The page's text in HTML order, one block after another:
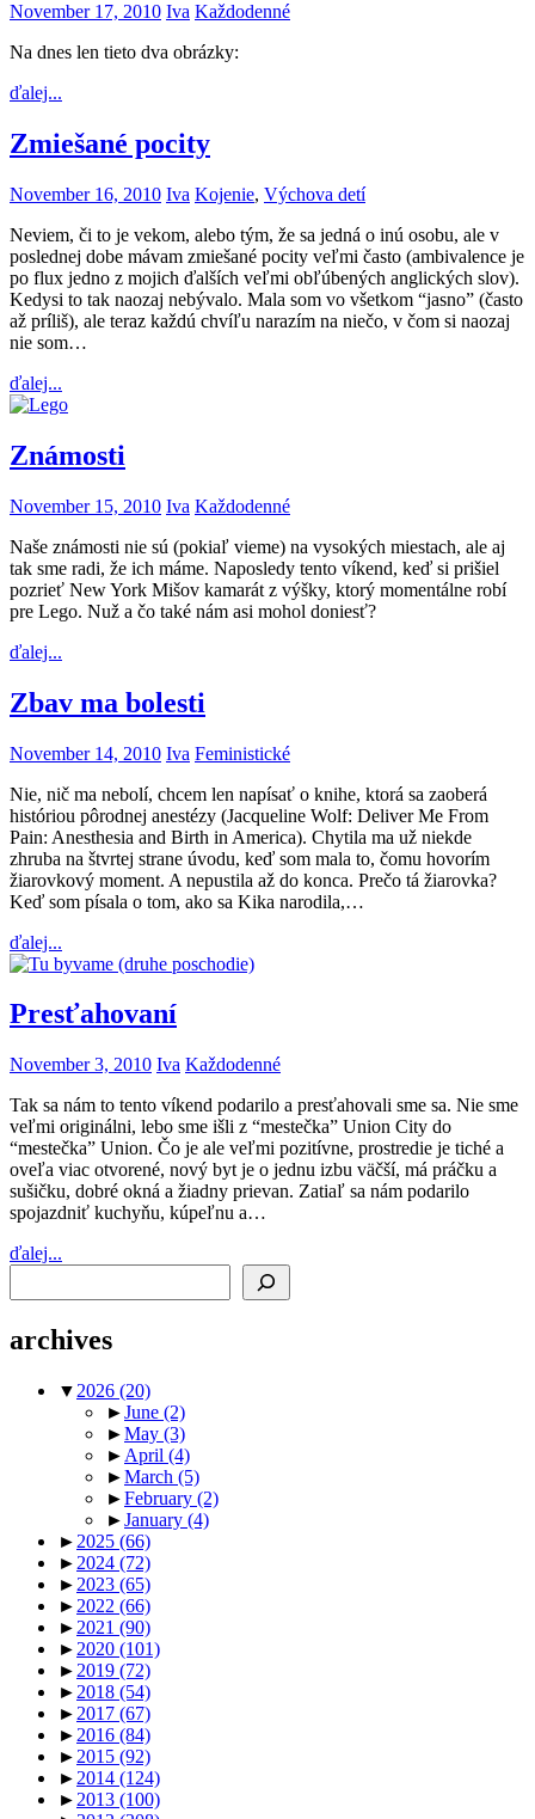
November 17, 2010 Iva Každodenné
Na dnes len tieto dva obrázky:
ďalej...
Zmiešané pocity
November 16, 2010 Iva Kojenie, Výchova detí
Neviem, či to je vekom, alebo tým, že sa jedná o inú osobu, ale v
poslednej dobe mávam zmiešané pocity veľmi často (ambivalence je
po flux jedno z mojich ďalších veľmi obľúbených anglických slov).
Kedysi to tak naozaj nebývalo. Mala som vo všetkom “jasno” (často
až príliš), ale teraz každú chvíľu narazím na niečo, v čom si naozaj
nie som…
ďalej...
Známosti
November 15, 2010 Iva Každodenné
Naše známosti nie sú (pokiaľ vieme) na vysokých miestach, ale aj
tak sme radi, že ich máme. Naposledy tento víkend, keď si prišiel
pozrieť New York Mišov kamarát z výšky, ktorý momentálne robí
pre Lego. Nuž a čo také nám asi mohol doniesť?
ďalej...
Zbav ma bolesti
November 14, 2010 Iva Feministické
Nie, nič ma nebolí, chcem len napísať o knihe, ktorá sa zaoberá
históriou pôrodnej anestézy (Jacqueline Wolf: Deliver Me From
Pain: Anesthesia and Birth in America). Chytila ma už niekde
zhruba na štvrtej strane úvodu, keď som mala to, čomu hovorím
žiarovkový moment. A nepustila až do konca. Prečo tá žiarovka?
Keď som písala o tom, ako sa Kika narodila,…
ďalej...
Presťahovaní
November 3, 2010 Iva Každodenné
Tak sa nám to tento víkend podarilo a presťahovali sme sa. Nie sme
veľmi originálni, lebo sme išli z “mestečka” Union City do
“mestečka” Union. Čo je ale veľmi pozitívne, prostredie je tiché a
oveľa viac otvorené, nový byt je o jednu izbu väčší, má práčku a
sušičku, dobré okná a žiadny prievan. Zatiaľ sa nám podarilo
spojazdniť kuchyňu, kúpeľnu a…
ďalej...
archives
▼ 2026 (20)
►June (2)
►May (3)
► April (4)
►March (5)
►February (2)
►January (4)
► 2025 (66)
► 2024 (72)
► 2023 (65)
► 2022 (66)
► 2021 (90)
► 2020 (101)
► 2019 (72)
► 2018 (54)
► 2017 (67)
► 2016 (84)
► 2015 (92)
► 2014 (124)
► 2013 (100)